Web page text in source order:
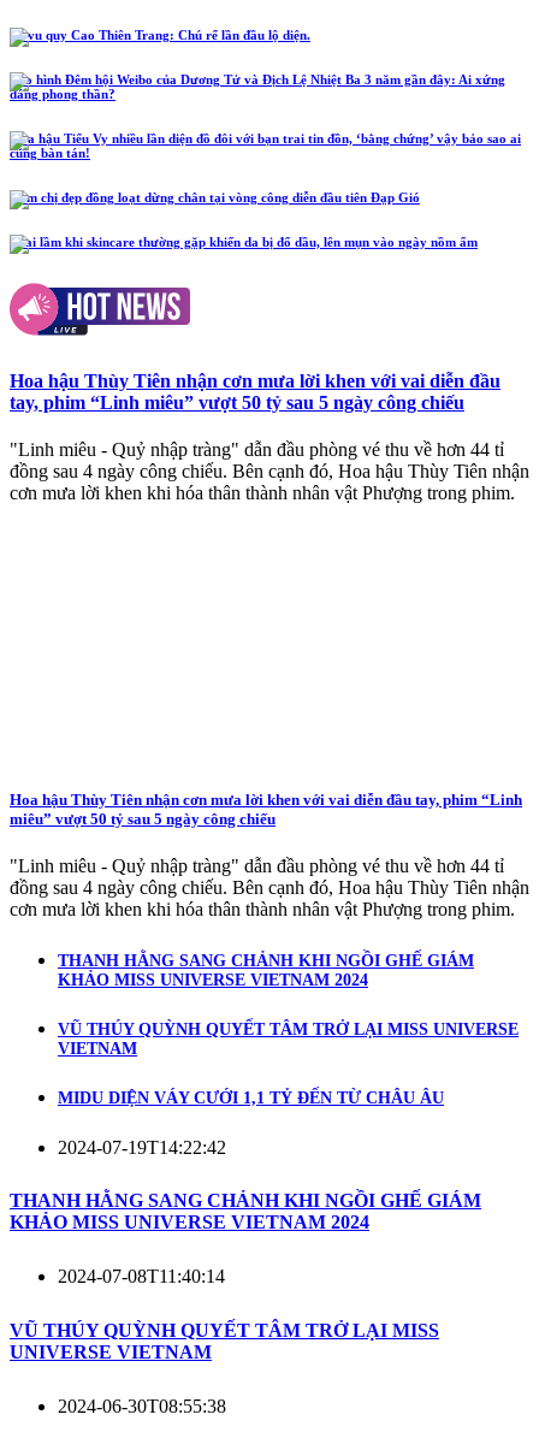
Lễ vu quy Cao Thiên Trang: Chú rể lần đầu lộ diện.
Tạo hình Đêm hội Weibo của Dương Tử và Địch Lệ Nhiệt Ba 3 năm gần đây: Ai xứng
đáng phong thần?
Hoa hậu Tiểu Vy nhiều lần diện đồ đôi với bạn trai tin đồn, ‘bằng chứng’ vậy bảo sao ai
cũng bàn tán!
Năm chị đẹp đồng loạt dừng chân tại vòng công diễn đầu tiên Đạp Gió
4 sai lầm khi skincare thường gặp khiến da bị đổ dầu, lên mụn vào ngày nồm ẩm
Hoa hậu Thùy Tiên nhận cơn mưa lời khen với vai diễn đầu
tay, phim “Linh miêu” vượt 50 tỷ sau 5 ngày công chiếu
"Linh miêu - Quỷ nhập tràng" dẫn đầu phòng vé thu về hơn 44 tỉ
đồng sau 4 ngày công chiếu. Bên cạnh đó, Hoa hậu Thùy Tiên nhận
cơn mưa lời khen khi hóa thân thành nhân vật Phượng trong phim.
Hoa hậu Thùy Tiên nhận cơn mưa lời khen với vai diễn đầu tay, phim “Linh
miêu” vượt 50 tỷ sau 5 ngày công chiếu
"Linh miêu - Quỷ nhập tràng" dẫn đầu phòng vé thu về hơn 44 tỉ
đồng sau 4 ngày công chiếu. Bên cạnh đó, Hoa hậu Thùy Tiên nhận
cơn mưa lời khen khi hóa thân thành nhân vật Phượng trong phim.
THANH HẰNG SANG CHẢNH KHI NGỒI GHẾ GIÁM
KHẢO MISS UNIVERSE VIETNAM 2024
VŨ THÚY QUỲNH QUYẾT TÂM TRỞ LẠI MISS UNIVERSE
VIETNAM
MIDU DIỆN VÁY CƯỚI 1,1 TỶ ĐẾN TỪ CHÂU ÂU
2024-07-19T14:22:42
THANH HẰNG SANG CHẢNH KHI NGỒI GHẾ GIÁM
KHẢO MISS UNIVERSE VIETNAM 2024
2024-07-08T11:40:14
VŨ THÚY QUỲNH QUYẾT TÂM TRỞ LẠI MISS
UNIVERSE VIETNAM
2024-06-30T08:55:38